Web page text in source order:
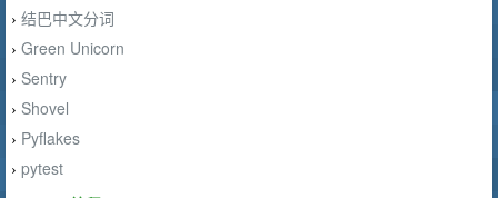
› 结巴中文分词
› Green Unicorn
› Sentry
› Shovel
› Pyflakes
› pytest